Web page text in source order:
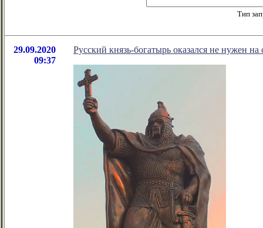
Тип
29.09.2020
09:37
Русский князь-богатырь оказался не нужен на